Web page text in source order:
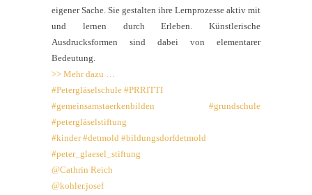
eigener Sache. Sie gestalten ihre Lernprozesse aktiv mit
und lernen durch Erleben. Künstlerische
Ausdrucksformen sind dabei von elementarer
Bedeutung.
>> Mehr dazu …
#Petergläselschule #PRRITTI
#gemeinsamstaerkenbilden
#grundschule
#petergläselstiftung
#kinder #detmold #bildungsdorfdetmold
#peter_glaesel_stiftung
@Cathrin Reich
@kohler.josef